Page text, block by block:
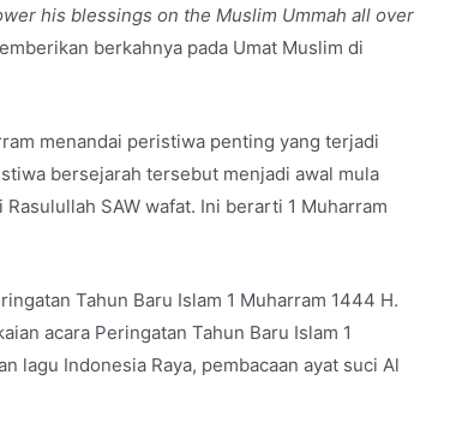
his blessings on the Muslim Ummah all over
berkahnya pada Umat Muslim di
menandai peristiwa penting yang terjadi
bersejarah tersebut menjadi awal mula
SAW wafat. Ini berarti 1 Muharram
Tahun Baru Islam 1 Muharram 1444 H.
acara Peringatan Tahun Baru Islam 1
lagu Indonesia Raya, pembacaan ayat suci Al